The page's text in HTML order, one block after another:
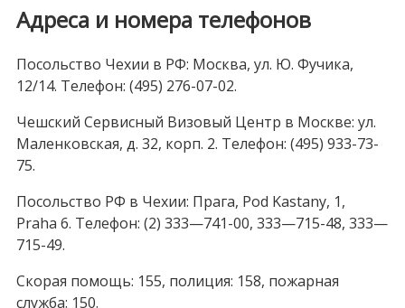
Адреса и номера телефонов
Посольство Чехии в РФ: Москва, ул. Ю. Фучика,
12/14. Телефон: (495) 276-07-02.
Чешский Сервисный Визовый Центр в Москве: ул.
Маленковская, д. 32, корп. 2. Телефон: (495) 933-73-
75.
Посольство РФ в Чехии: Прага, Pod Kastany, 1,
Praha 6. Телефон: (2) 333—741-00, 333—715-48, 333—
715-49.
Скорая помощь: 155, полиция: 158, пожарная
служба: 150.